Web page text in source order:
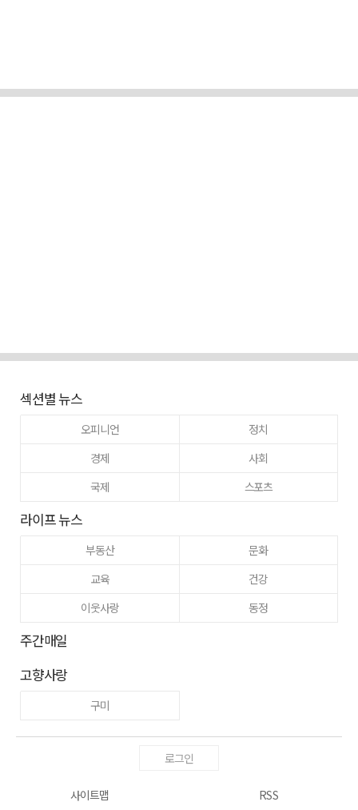
섹션별 뉴스
오피니언
정치
경제
사회
국제
스포츠
라이프 뉴스
부동산
문화
교육
건강
이웃사랑
동정
주간매일
고향사랑
구미
로그인
사이트맵 RSS